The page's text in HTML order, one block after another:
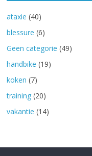
ataxie (40)
blessure (6)
Geen categorie (49)
handbike (19)
koken (7)
training (20)
vakantie (14)